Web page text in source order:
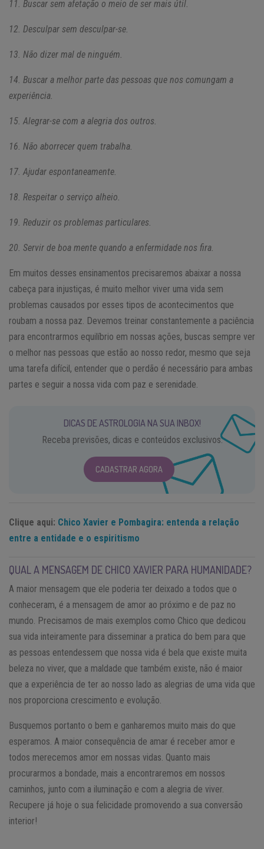
11. Buscar sem afetação o meio de ser mais útil.
12. Desculpar sem desculpar-se.
13. Não dizer mal de ninguém.
14. Buscar a melhor parte das pessoas que nos comungam a
experiência.
15. Alegrar-se com a alegria dos outros.
16. Não aborrecer quem trabalha.
17. Ajudar espontaneamente.
18. Respeitar o serviço alheio.
19. Reduzir os problemas particulares.
20. Servir de boa mente quando a enfermidade nos fira.
Em muitos desses ensinamentos precisaremos abaixar a nossa
cabeça para injustiças, é muito melhor viver uma vida sem
problemas causados por esses tipos de acontecimentos que
roubam a nossa paz. Devemos treinar constantemente a paciência
para encontrarmos equilíbrio em nossas ações, buscas sempre ver
o melhor nas pessoas que estão ao nosso redor, mesmo que seja
uma tarefa difícil, entender que o perdão é necessário para ambas
partes e seguir a nossa vida com paz e serenidade.
DICAS DE ASTROLOGIA NA SUA INBOX!
Receba previsões, dicas e conteúdos exclusivos.
CADASTRAR AGORA
Clique aqui: Chico Xavier e Pombagira: entenda a relação
entre a entidade e o espiritismo
QUAL A MENSAGEM DE CHICO XAVIER PARA HUMANIDADE?
A maior mensagem que ele poderia ter deixado a todos que o
conheceram, é a mensagem de amor ao próximo e de paz no
mundo. Precisamos de mais exemplos como Chico que dedicou
sua vida inteiramente para disseminar a pratica do bem para que
as pessoas entendessem que nossa vida é bela que existe muita
beleza no viver, que a maldade que também existe, não é maior
que a experiência de ter ao nosso lado as alegrias de uma vida que
nos proporciona crescimento e evolução.
Busquemos portanto o bem e ganharemos muito mais do que
esperamos. A maior consequência de amar é receber amor e
todos merecemos amor em nossas vidas. Quanto mais
procurarmos a bondade, mais a encontraremos em nossos
caminhos, junto com a iluminação e com a alegria de viver.
Recupere já hoje o sua felicidade promovendo a sua conversão
interior!